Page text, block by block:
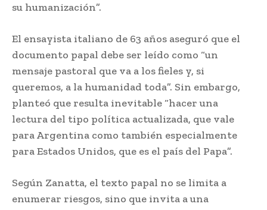
su humanización”.
El ensayista italiano de 63 años aseguró que el
documento papal debe ser leído como “un
mensaje pastoral que va a los fieles y, si
queremos, a la humanidad toda”. Sin embargo,
planteó que resulta inevitable “hacer una
lectura del tipo política actualizada, que vale
para Argentina como también especialmente
para Estados Unidos, que es el país del Papa”.
Según Zanatta, el texto papal no se limita a
enumerar riesgos, sino que invita a una